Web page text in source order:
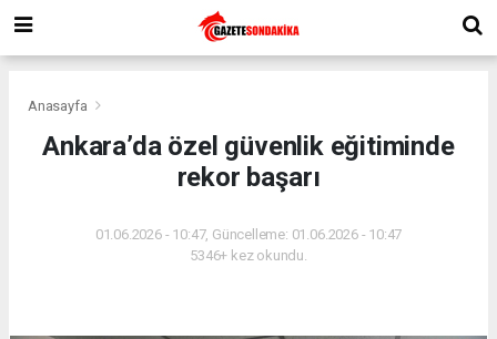
Anasayfa
Ankara’da özel güvenlik eğitiminde
rekor başarı
01.06.2026 - 10:47, Güncelleme: 01.06.2026 - 10:47
5346+ kez okundu.